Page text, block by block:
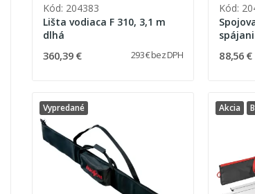
Kód: 204383
Lišta vodiaca F 310, 3,1 m
dlhá
360,39 € 293 € bez DPH
Kód:
88,56 €
Vypredané Akcia